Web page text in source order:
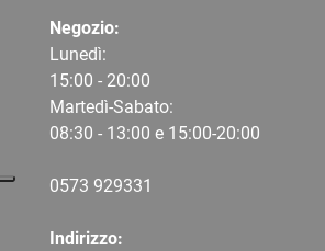
Negozio:
Lunedì:
15:00 - 20:00
Martedì-Sabato:
08:30 - 13:00 e 15:00-20:00
0573 929331
Indirizzo: